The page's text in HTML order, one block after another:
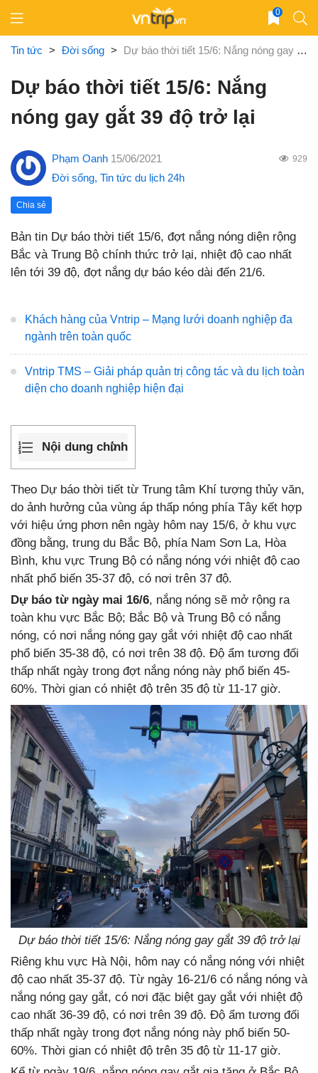
content
0
Tin tức > Đời sống > Dự báo thời tiết 15/6: Nắng nóng gay gắt 39 độ trở lại
Dự báo thời tiết 15/6: Nắng
nóng gay gắt 39 độ trở lại
Phạm Oanh 15/06/2021 929
Đời sống, Tin tức du lịch 24h
Chia sẻ
Bản tin Dự báo thời tiết 15/6, đợt nắng nóng diện rộng
Bắc và Trung Bộ chính thức trở lại, nhiệt độ cao nhất
lên tới 39 độ, đợt nắng dự báo kéo dài đến 21/6.
Khách hàng của Vntrip – Mạng lưới doanh nghiệp đa
ngành trên toàn quốc
Vntrip TMS – Giải pháp quản trị công tác và du lịch toàn
diện cho doanh nghiệp hiện đại
Nội dung chính
Theo Dự báo thời tiết từ Trung tâm Khí tượng thủy văn,
do ảnh hưởng của vùng áp thấp nóng phía Tây kết hợp
với hiệu ứng phơn nên ngày hôm nay 15/6, ở khu vực
đồng bằng, trung du Bắc Bộ, phía Nam Sơn La, Hòa
Bình, khu vực Trung Bộ có nắng nóng với nhiệt độ cao
nhất phổ biến 35-37 độ, có nơi trên 37 độ.
Dự báo từ ngày mai 16/6, nắng nóng sẽ mở rộng ra
toàn khu vực Bắc Bộ; Bắc Bộ và Trung Bộ có nắng
nóng, có nơi nắng nóng gay gắt với nhiệt độ cao nhất
phổ biến 35-38 độ, có nơi trên 38 độ. Độ ẩm tương đối
thấp nhất ngày trong đợt nắng nóng này phổ biến 45-
60%. Thời gian có nhiệt độ trên 35 độ từ 11-17 giờ.
Dự báo thời tiết 15/6: Nắng nóng gay gắt 39 độ trở lại
Riêng khu vực Hà Nội, hôm nay có nắng nóng với nhiệt
độ cao nhất 35-37 độ. Từ ngày 16-21/6 có nắng nóng và
nắng nóng gay gắt, có nơi đặc biệt gay gắt với nhiệt độ
cao nhất 36-39 độ, có nơi trên 39 độ. Độ ẩm tương đối
thấp nhất ngày trong đợt nắng nóng này phổ biến 50-
60%. Thời gian có nhiệt độ trên 35 độ từ 11-17 giờ.